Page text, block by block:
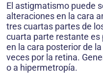
El astigmatismo puede
alteraciones en la cara
tres cuartas partes de
cuarta parte restante
en la cara posterior de
veces por la retina.
o a hipermetropía.